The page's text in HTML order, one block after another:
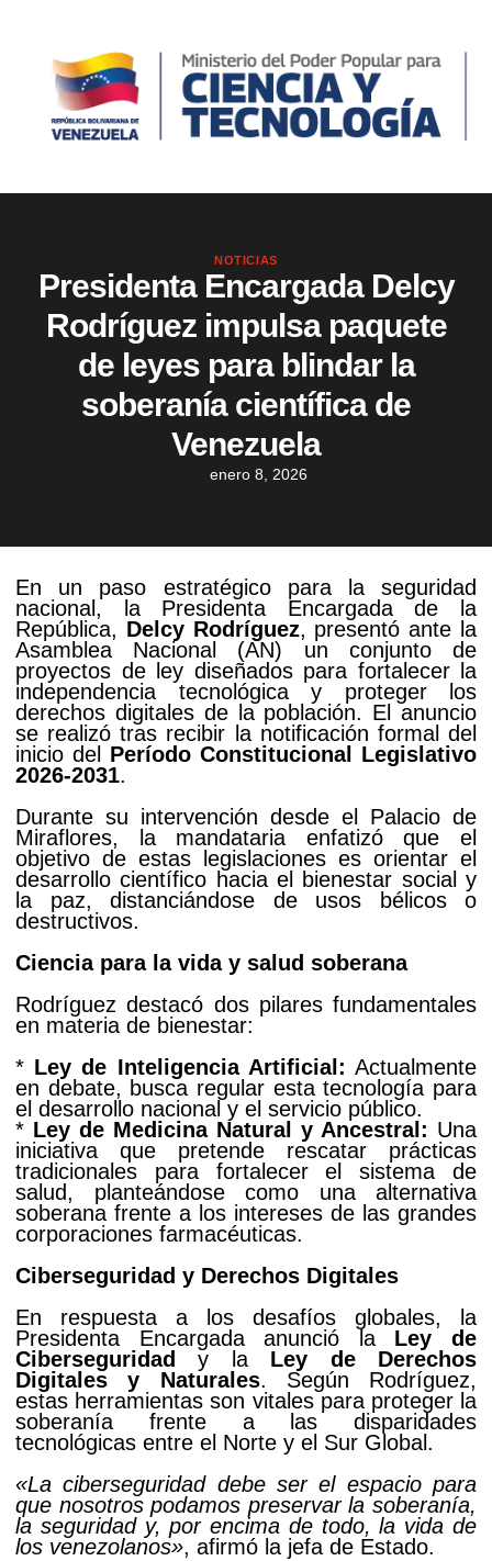
NOTICIAS
Presidenta Encargada Delcy
Rodríguez impulsa paquete
de leyes para blindar la
soberanía científica de
Venezuela
enero 8, 2026
En un paso estratégico para la seguridad
nacional, la Presidenta Encargada de la
República, Delcy Rodríguez, presentó ante la
Asamblea Nacional (AN) un conjunto de
proyectos de ley diseñados para fortalecer la
independencia tecnológica y proteger los
derechos digitales de la población. El anuncio
se realizó tras recibir la notificación formal del
inicio del Período Constitucional Legislativo
2026-2031.
Durante su intervención desde el Palacio de
Miraflores, la mandataria enfatizó que el
objetivo de estas legislaciones es orientar el
desarrollo científico hacia el bienestar social y
la paz, distanciándose de usos bélicos o
destructivos.
Ciencia para la vida y salud soberana
Rodríguez destacó dos pilares fundamentales
en materia de bienestar:
* Ley de Inteligencia Artificial: Actualmente
en debate, busca regular esta tecnología para
el desarrollo nacional y el servicio público.
* Ley de Medicina Natural y Ancestral: Una
iniciativa que pretende rescatar prácticas
tradicionales para fortalecer el sistema de
salud, planteándose como una alternativa
soberana frente a los intereses de las grandes
corporaciones farmacéuticas.
Ciberseguridad y Derechos Digitales
En respuesta a los desafíos globales, la
Presidenta Encargada anunció la Ley de
Ciberseguridad
y la Ley de Derechos
Digitales y Naturales. Según Rodríguez,
estas herramientas son vitales para proteger la
soberanía frente a las disparidades
tecnológicas entre el Norte y el Sur Global.
«La ciberseguridad debe ser el espacio para
que nosotros podamos preservar la soberanía,
la seguridad y, por encima de todo, la vida de
los venezolanos», afirmó la jefa de Estado.